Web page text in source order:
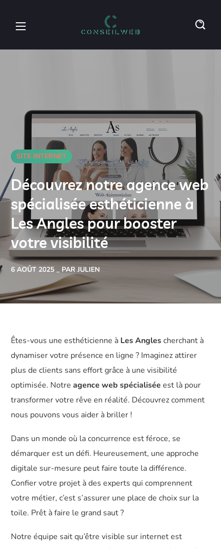
SITE INTERNET
Découvrez notre agence web
spécialisée esthéticienne à
Les Angles pour booster
votre visibilité
6 AOÛT 2025 PAR JULIEN
Êtes-vous une esthéticienne à Les Anglescherchant à
dynamiser votre présence en ligne ? Imaginez attirer
plus de clients sans effort grâce à une visibilité
optimisée. Notreagence web spécialisée est là pour
transformer votre rêve en réalité. Découvrez comment
nous pouvons vous aider à briller !
Dans un monde où la concurrence est féroce, se
démarquer est un défi. Heureusement, une approche
digitale sur-mesure peut faire toute la différence.
Confier votre projet à des experts qui comprennent
votre métier, c’est s’assurer une place de choix sur la
toile. Prêt à faire le grand saut ?
Notre équipe sait qu’être visible sur internet est